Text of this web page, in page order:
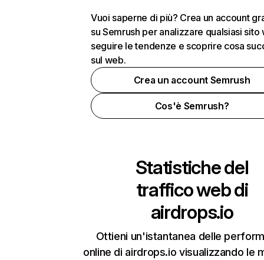
Vuoi saperne di più? Crea un account
su Semrush per analizzare qualsiasi sito
seguire le tendenze e scoprire cosa
sul web.
Crea un account Semrush
Cos'è Semrush?
Statistiche del
traffico web di
airdrops.io
Ottieni un'istantanea delle
online di airdrops.io visualizzando le